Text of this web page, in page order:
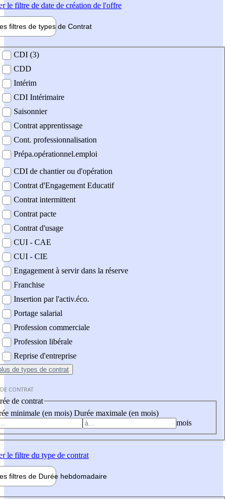
le filtre de date de création de l'offre
filtres de types de Contrat
contrat
CDI (3)
CDD
Intérim
CDI Intérimaire
Saisonnier
Contrat apprentissage
Cont. professionnalisation
Prépa.opérationnel.emploi
CDI de chantier ou d'opération
Contrat d'Engagement Educatif
Contrat intermittent
Contrat pacte
Contrat d'usage
CUI - CAE
CUI - CIE
Engagement à servir dans la réserve
Franchise
Insertion par l'activ.éco.
Portage salarial
Profession commerciale
Profession libérale
Reprise d'entreprise
de types de contrat
CONTRAT
de contrat
minimale (en mois) Durée maximale (en mois)
mois
le filtre du type de contrat
filtres de Durée hebdomadaire